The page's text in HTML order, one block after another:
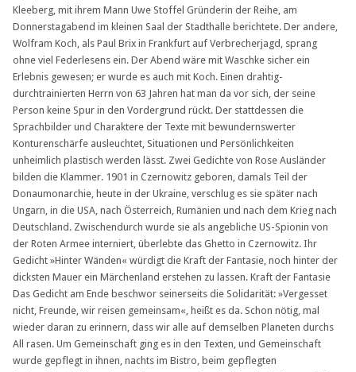
Kleeberg, mit ihrem Mann Uwe Stoffel Gründerin der Reihe, am
Donnerstagabend im kleinen Saal der Stadthalle berichtete. Der andere,
Wolfram Koch, als Paul Brix in Frankfurt auf Verbrecherjagd, sprang
ohne viel Federlesens ein. Der Abend wäre mit Waschke sicher ein
Erlebnis gewesen; er wurde es auch mit Koch. Einen drahtig-
durchtrainierten Herrn von 63 Jahren hat man da vor sich, der seine
Person keine Spur in den Vordergrund rückt. Der stattdessen die
Sprachbilder und Charaktere der Texte mit bewundernswerter
Konturenschärfe ausleuchtet, Situationen und Persönlichkeiten
unheimlich plastisch werden lässt. Zwei Gedichte von Rose Ausländer
bilden die Klammer. 1901 in Czernowitz geboren, damals Teil der
Donaumonarchie, heute in der Ukraine, verschlug es sie später nach
Ungarn, in die USA, nach Österreich, Rumänien und nach dem Krieg nach
Deutschland. Zwischendurch wurde sie als angebliche US-Spionin von
der Roten Armee interniert, überlebte das Ghetto in Czernowitz. Ihr
Gedicht »Hinter Wänden« würdigt die Kraft der Fantasie, noch hinter der
dicksten Mauer ein Märchenland erstehen zu lassen. Kraft der Fantasie
Das Gedicht am Ende beschwor seinerseits die Solidarität: »Vergesset
nicht, Freunde, wir reisen gemeinsam«, heißt es da. Schon nötig, mal
wieder daran zu erinnern, dass wir alle auf demselben Planeten durchs
All rasen. Um Gemeinschaft ging es in den Texten, und Gemeinschaft
wurde gepflegt in ihnen, nachts im Bistro, beim gepflegten